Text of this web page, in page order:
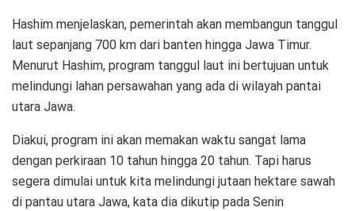
Hashim menjelaskan, pemerintah akan membangun tanggul
laut sepanjang 700 km dari banten hingga Jawa Timur.
Menurut Hashim, program tanggul laut ini bertujuan untuk
melindungi lahan persawahan yang ada di wilayah pantai
utara Jawa.
Diakui, program ini akan memakan waktu sangat lama
dengan perkiraan 10 tahun hingga 20 tahun. Tapi harus
segera dimulai untuk kita melindungi jutaan hektare sawah
di pantau utara Jawa, kata dia dikutip pada Senin